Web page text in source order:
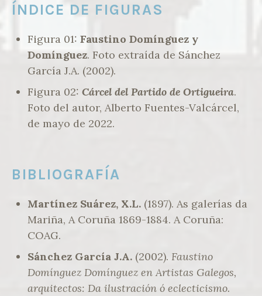
ÍNDICE DE FIGURAS
Figura 01: Faustino Domínguez y
Domínguez. Foto extraída de Sánchez
García J.A. (2002).
Figura 02: Cárcel del Partido de Ortigueira.
Foto del autor, Alberto Fuentes-Valcárcel,
de mayo de 2022.
BIBLIOGRAFÍA
Martínez Suárez, X.L. (1897). As galerías da
Mariña, A Coruña 1869-1884. A Coruña:
COAG.
Sánchez García J.A. (2002). Faustino
Domínguez Domínguez en Artistas Galegos,
arquitectos: Da ilustración ó eclecticismo.